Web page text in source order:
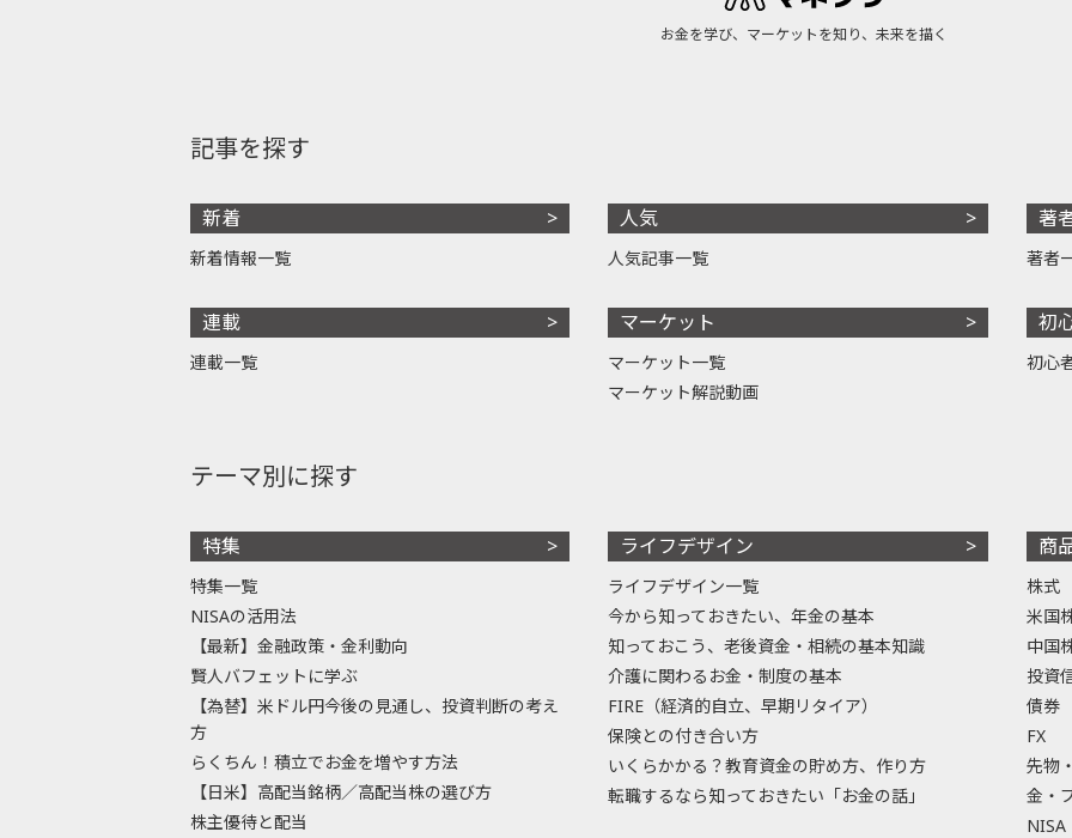
お金を学び、マーケットを知り、未来を描く
記事を探す
新着
新着情報一覧
連載
連載一覧
人気
人気記事一覧
マーケット
マーケット一覧
マーケット解説動画
著
著者
初
初心
テーマ別に探す
特集
特集一覧
NISAの活用法
【最新】金融政策・金利動向
賢人バフェットに学ぶ
【為替】米ドル円今後の見通し、投資判断の考え
方
らくちん！積立でお金を増やす方法
【日米】高配当銘柄／高配当株の選び方
株主優待と配当
ライフデザイン
ライフデザイン一覧
今から知っておきたい、年金の基本
知っておこう、老後資金・相続の基本知識
介護に関わるお金・制度の基本
FIRE（経済的自立、早期リタイア）
保険との付き合い方
いくらかかる？教育資金の貯め方、作り方
転職するなら知っておきたい「お金の話」
商
株式
米国
中国
投資
債券
FX
先物
金・
NISA